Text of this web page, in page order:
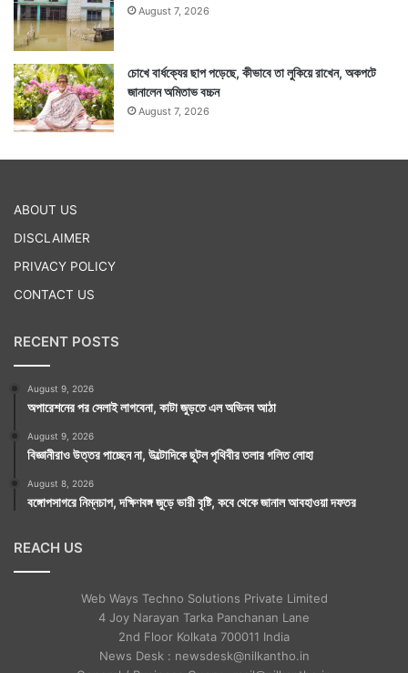
August 7, 2026
চোখে বার্ধক্যের ছাপ পড়েছে, কীভাবে তা লুকিয়ে রাখেন, অকপটে
জানালেন অমিতাভ বচ্চন
August 7, 2026
ABOUT US
DISCLAIMER
PRIVACY POLICY
CONTACT US
RECENT POSTS
August 9, 2026
অপারেশনের পর সেলাই লাগবেনা, কাটা জুড়তে এল অভিনব আঠা
August 9, 2026
বিজ্ঞানীরাও উত্তর পাচ্ছেন না, উল্টোদিকে ছুটল পৃথিবীর তলার গলিত লোহা
August 8, 2026
বঙ্গোপসাগরে নিম্নচাপ, দক্ষিণবঙ্গ জুড়ে ভারী বৃষ্টি, কবে থেকে জানাল আবহাওয়া দফতর
REACH US
Web Ways Techno Solutions Private Limited
4 Joy Narayan Tarka Panchanan Lane
2nd Floor Kolkata 700011 India
News Desk : newsdesk@nilkantho.in